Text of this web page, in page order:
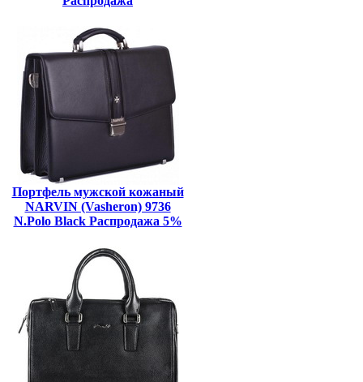
Портфель мужской кожаный
NARVIN (Vasheron) 9736
N.Polo Black Распродажа 5%